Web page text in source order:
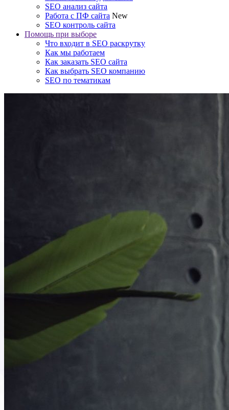
SEO анализ сайта
Работа с ПФ сайта New
SEO контроль сайта
Помощь при выборе
Что входит в SEO раскрутку
Как мы работаем
Как заказать SEO сайта
Как выбрать SEO компанию
SEO по тематикам